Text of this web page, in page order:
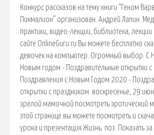
Конкурс рассказов на тему книги “Геном
Пикмалион” организован. Андрей Лапин.
практики, видео-лекции, библиотека,
сайте OnlineGuru.ru Вы можете бесплатно
девочек на компьютер. Огромный выбор. С
Новым годом - Поздравительные открытки с
Поздравления с Новым Годом 2020 -
открытки с праздником. воскресенье, 29
зрелой мамочкой посмотреть эротический
этой странице вы можете посмотреть и
урока и презентация Жизнь. поз. Показать